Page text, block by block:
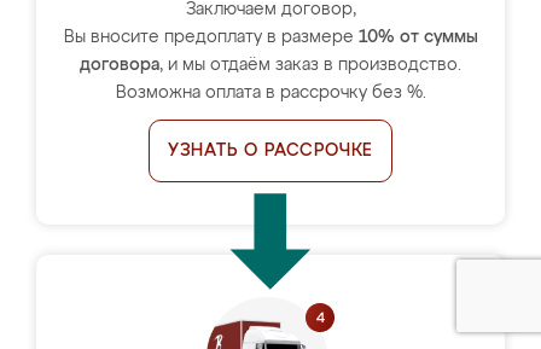
Заключаем договор,
Вы вносите предоплату в размере 10% от суммы
договора, и мы отдаём заказ в производство.
Возможна оплата в рассрочку без %.
УЗНАТЬ О РАССРОЧКЕ